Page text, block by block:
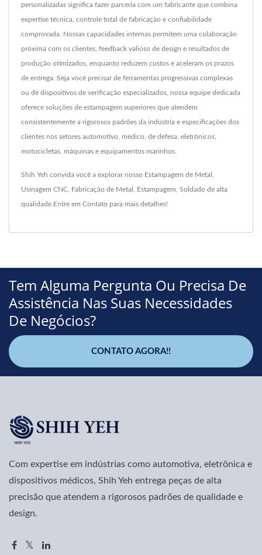
personalizadas significa fazer parceria com um fabricante que combina
expertise técnica, controle total de fabricação e confiabilidade
comprovada. Nossas capacidades internas permitem uma colaboração
próxima com os clientes, feedback valioso de design e resultados de
produção otimizados, enquanto reduzem custos e aceleram os prazos
de entrega. Seja você precisar de ferramentas progressivas complexas
ou de dispositivos de verificação especializados, nossa equipe dedicada
oferece soluções de estampagem superiores que atendem
consistentemente a rigorosos padrões da indústria e especificações dos
clientes nos setores automotivo, médico, de defesa, eletrônicos,
motocicletas, máquinas e equipamentos marinhos.
Shih Yeh convida você a explorar nosso Estampagem de Metal
Usinagem CNC Fabricação de Metal Estampagem Soldado de alta
qualidade. Entre em Contato para mais detalhes!
Tem Alguma Pergunta Ou Precisa De
Assistência Nas Suas Necessidades
De Negócios?
CONTATO AGORA!!
Com expertise em indústrias como automotiva, eletrônica e
dispositivos médicos, Shih Yeh entrega peças de alta
precisão que atendem a rigorosos padrões de qualidade e
design.